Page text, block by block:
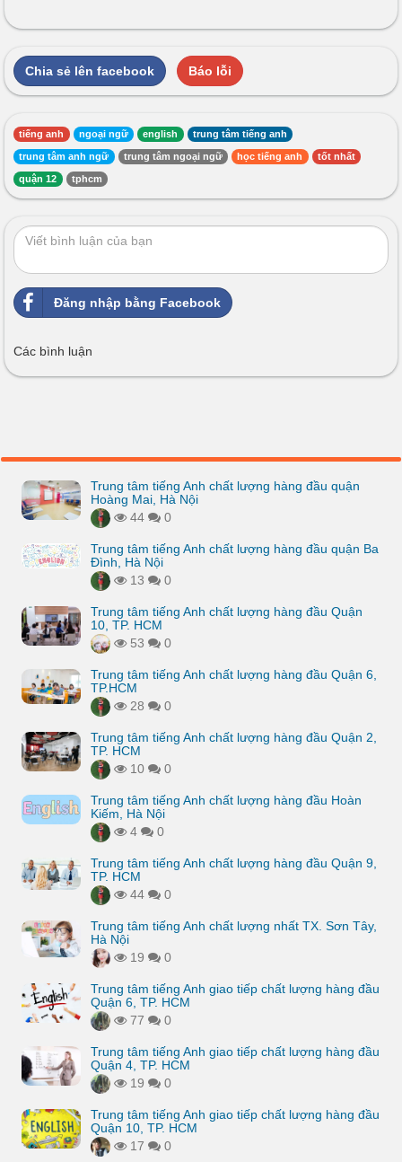
Chia sẻ lên facebook Báo lỗi
tiếng anh ngoại ngữ english trung tâm tiếng anh
trung tâm anh ngữ trung tâm ngoại ngữ học tiếng anh tốt nhất
quận 12 tphcm
Đăng nhập bằng Facebook
Các bình luận
Trung tâm tiếng Anh chất lượng hàng đầu quận
Hoàng Mai, Hà Nội
44
0
Trung tâm tiếng Anh chất lượng hàng đầu quận Ba
Đình, Hà Nội
13
0
Trung tâm tiếng Anh chất lượng hàng đầu Quận
10, TP. HCM
53
0
Trung tâm tiếng Anh chất lượng hàng đầu Quận 6,
TP.HCM
28
0
Trung tâm tiếng Anh chất lượng hàng đầu Quận 2,
TP. HCM
10
0
Trung tâm tiếng Anh chất lượng hàng đầu Hoàn
Kiếm, Hà Nội
4
0
Trung tâm tiếng Anh chất lượng hàng đầu Quận 9,
TP. HCM
44
0
Trung tâm tiếng Anh chất lượng nhất TX. Sơn Tây,
Hà Nội
19
0
Trung tâm tiếng Anh giao tiếp chất lượng hàng đầu
Quận 6, TP. HCM
77
0
Trung tâm tiếng Anh giao tiếp chất lượng hàng đầu
Quận 4, TP. HCM
19
0
Trung tâm tiếng Anh giao tiếp chất lượng hàng đầu
Quận 10, TP. HCM
17
0